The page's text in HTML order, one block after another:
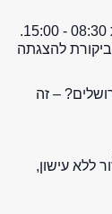
להצגתה
– זה
ללא עישון,